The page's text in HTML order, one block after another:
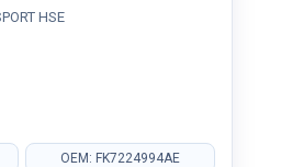
HSE
OEM: FK7224994AE